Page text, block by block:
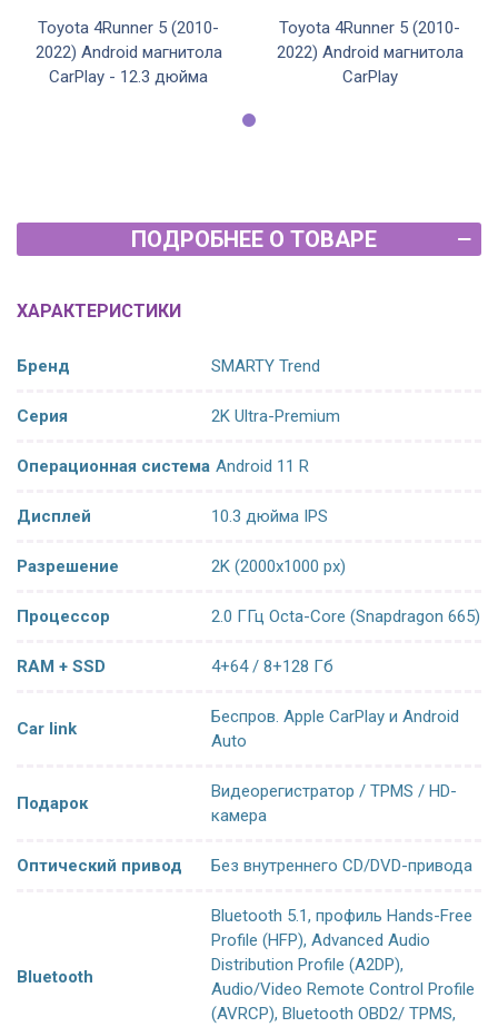
Toyota 4Runner 5 (2010-
2022) Android магнитола
CarPlay - 12.3 дюйма
Toyota 4Runner 5 (2010-
2022) Android магнитола
CarPlay
ПОДРОБНЕЕ О ТОВАРЕ
ХАРАКТЕРИСТИКИ
Бренд SMARTY Trend
Серия 2K Ultra-Premium
Операционная система Android 11 R
Дисплей 10.3 дюйма IPS
Разрешение 2K (2000x1000 px)
Процессор 2.0 ГГц Octa-Core (Snapdragon 665)
RAM + SSD 4+64 / 8+128 Гб
Car link
Беспров. Apple CarPlay и Android
Auto
Подарок
Видеорегистратор / TPMS / HD-
камера
Оптический привод Без внутреннего CD/DVD-привода
Bluetooth
Bluetooth 5.1, профиль Hands-Free
Profile (HFP), Advanced Audio
Distribution Profile (A2DP),
Audio/Video Remote Control Profile
(AVRCP), Bluetooth OBD2/ TPMS,